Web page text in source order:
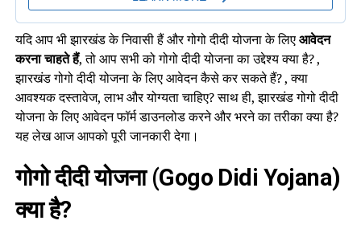
यदि आप भी झारखंड के निवासी हैं और गोगो दीदी योजना के लिएआवेदन
करना चाहते हैं, तो आप सभी को गोगो दीदी योजना का उद्देश्य क्या है? ,
झारखंड गोगो दीदी योजना के लिए आवेदन कैसे कर सकते हैं? , क्या
आवश्यक दस्तावेज, लाभ और योग्यता चाहिए? साथ ही, झारखंड गोगो दीदी
योजना के लिए आवेदन फॉर्म डाउनलोड करने और भरने का तरीका क्या है?
यह लेख आज आपको पूरी जानकारी देगा।
गोगो दीदी योजना (Gogo Didi Yojana)
क्या है?